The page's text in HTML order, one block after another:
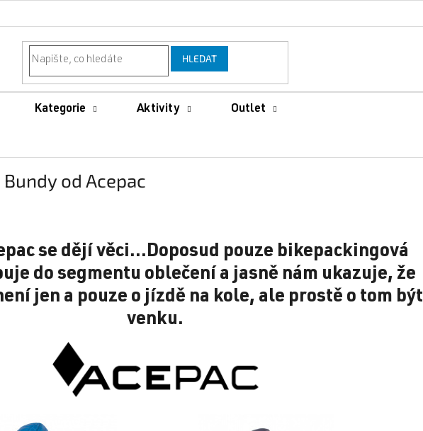
HLEDAT
Kategorie Aktivity Outlet
od Acepac
se dějí věci...Doposud pouze bikepackingová
do segmentu oblečení a jasně nám ukazuje, že
jen a pouze o jízdě na kole, ale prostě o tom být
venku.